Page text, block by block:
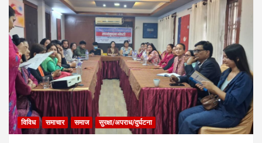
विविध समाचार समाज सुरक्षा/अपराध/दुर्घटना